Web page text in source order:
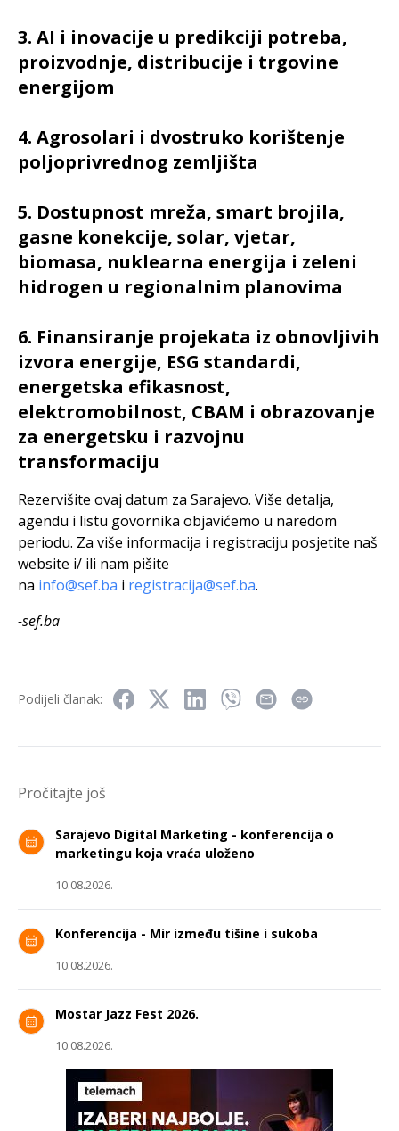
3. AI i inovacije u predikciji potreba,
proizvodnje, distribucije i trgovine
energijom
4. Agrosolari i dvostruko korištenje
poljoprivrednog zemljišta
5. Dostupnost mreža, smart brojila,
gasne konekcije, solar, vjetar,
biomasa, nuklearna energija i zeleni
hidrogen u regionalnim planovima
6. Finansiranje projekata iz obnovljivih
izvora energije, ESG standardi,
energetska efikasnost,
elektromobilnost, CBAM i obrazovanje
za energetsku i razvojnu
transformaciju
Rezervišite ovaj datum za Sarajevo. Više detalja,
agendu i listu govornika objavićemo u naredom
periodu. Za više informacija i registraciju posjetite naš
website i/ ili nam pišite
na info@sef.ba i registracija@sef.ba.
-sef.ba
Podijeli članak:
Pročitajte još
Sarajevo Digital Marketing - konferencija o
marketingu koja vraća uloženo
10.08.2026.
Konferencija - Mir između tišine i sukoba
10.08.2026.
Mostar Jazz Fest 2026.
10.08.2026.